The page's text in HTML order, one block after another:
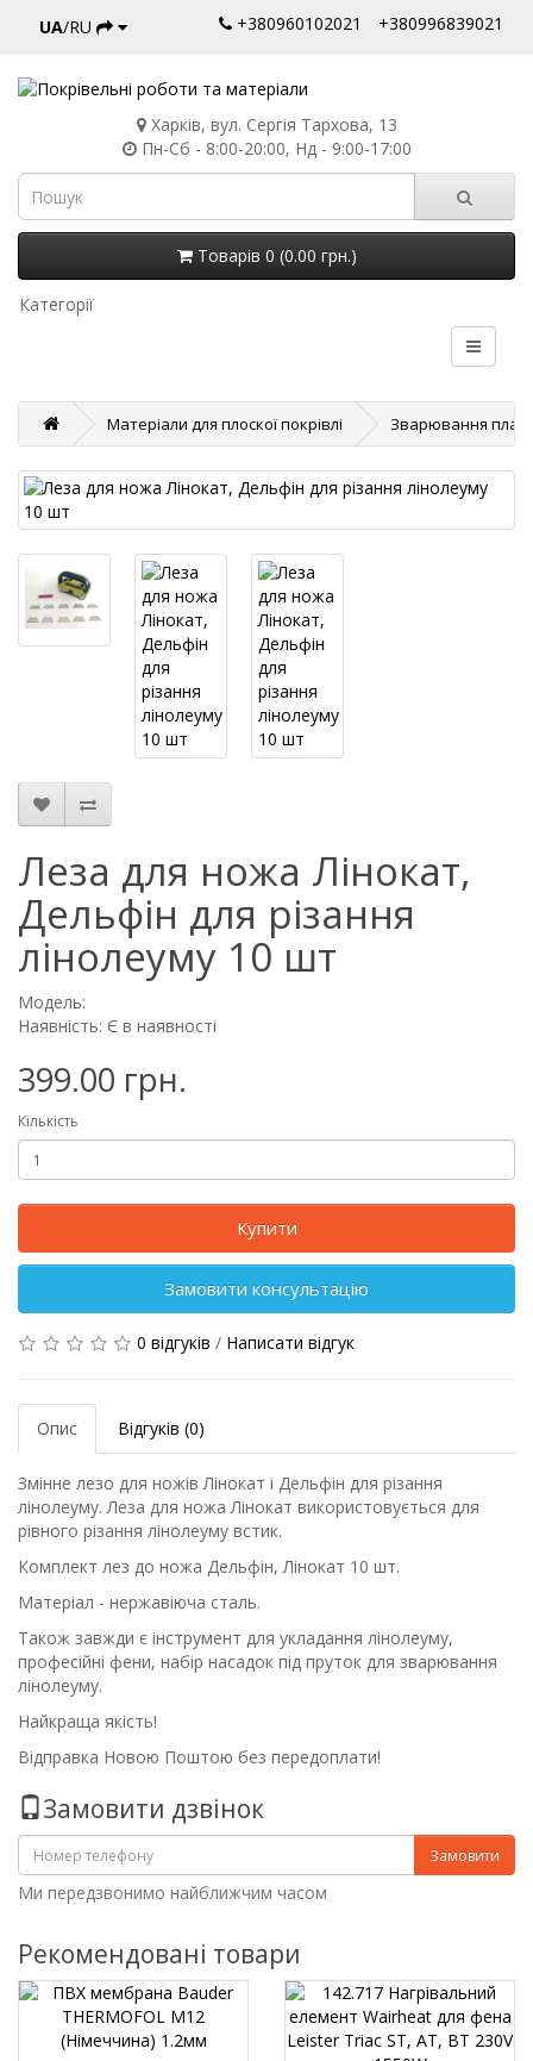
UA/RU +380960102021 +380996839021
Харків, вул. Сергія Тархова, 13
Пн-Сб - 8:00-20:00, Нд - 9:00-17:00
Товарів 0 (0.00 грн.)
Категорії
Матеріали для плоскої покрівлі Зварювання
Леза для ножа Лінокат,
Дельфін для різання
лінолеуму 10 шт
Модель:
Наявність: Є в наявності
399.00 грн.
Кількість
Купити
Замовити консультацію
0 відгуків / Написати відгук
Опис Відгуків (0)
Змінне лезо для ножів Лінокат і Дельфін для різання
лінолеуму. Леза для ножа Лінокат використовується для
рівного різання лінолеуму встик.
Комплект лез до ножа Дельфін, Лінокат 10 шт.
Матеріал - нержавіюча сталь.
Також завжди є інструмент для укладання лінолеуму,
професійні фени, набір насадок під пруток для зварювання
лінолеуму.
Найкраща якість!
Відправка Новою Поштою без передоплати!
Замовити дзвінок
Замовити
Ми передзвонимо найближчим часом
Рекомендовані товари